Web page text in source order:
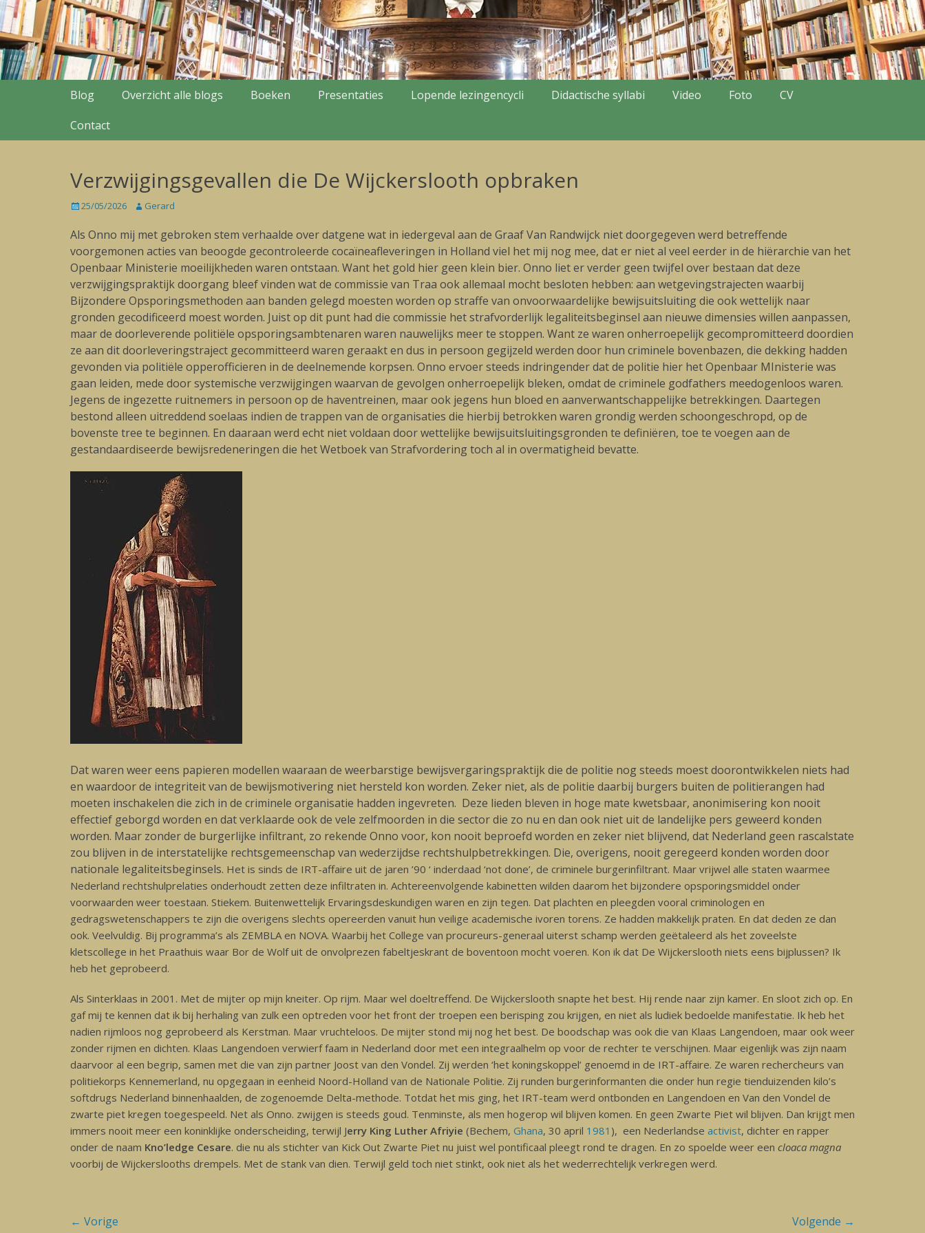
Secondary Menu
Skip
content
Blog Overzicht alle blogs Boeken Presentaties Lopende lezingencycli Didactische syllabi Video Foto
CV
Contact
Verzwijgingsgevallen die De Wijckerslooth opbraken
Posted
25/05/2026 Author
Gerard
Als Onno mij met gebroken stem verhaalde over datgene wat in iedergeval aan de Graaf Van Randwijck niet doorgegeven werd betreffende
voorgemonen acties van beoogde gecontroleerde cocaïneafleveringen in Holland viel het mij nog mee, dat er niet al veel eerder in de hiërarchie van het
Openbaar Ministerie moeilijkheden waren ontstaan. Want het gold hier geen klein bier. Onno liet er verder geen twijfel over bestaan dat deze
verzwijgingspraktijk doorgang bleef vinden wat de commissie van Traa ook allemaal mocht besloten hebben: aan wetgevingstrajecten waarbij
Bijzondere Opsporingsmethoden aan banden gelegd moesten worden op straffe van onvoorwaardelijke bewijsuitsluiting die ook wettelijk naar
gronden gecodificeerd moest worden. Juist op dit punt had die commissie het strafvorderlijk legaliteitsbeginsel aan nieuwe dimensies willen aanpassen,
maar de doorleverende politiële opsporingsambtenaren waren nauwelijks meer te stoppen. Want ze waren onherroepelijk gecompromitteerd doordien
ze aan dit doorleveringstraject gecommitteerd waren geraakt en dus in persoon gegijzeld werden door hun criminele bovenbazen, die dekking hadden
gevonden via politiële opperofficieren in de deelnemende korpsen. Onno ervoer steeds indringender dat de politie hier het Openbaar MInisterie was
gaan leiden, mede door systemische verzwijgingen waarvan de gevolgen onherroepelijk bleken, omdat de criminele godfathers meedogenloos waren.
Jegens de ingezette ruitnemers in persoon op de haventreinen, maar ook jegens hun bloed en aanverwantschappelijke betrekkingen. Daartegen
bestond alleen uitreddend soelaas indien de trappen van de organisaties die hierbij betrokken waren grondig werden schoongeschropd, op de
bovenste tree te beginnen. En daaraan werd echt niet voldaan door wettelijke bewijsuitsluitingsgronden te definiëren, toe te voegen aan de
gestandaardiseerde bewijsredeneringen die het Wetboek van Strafvordering toch al in overmatigheid bevatte.
Dat waren weer eens papieren modellen waaraan de weerbarstige bewijsvergaringspraktijk die de politie nog steeds moest doorontwikkelen niets had
en waardoor de integriteit van de bewijsmotivering niet hersteld kon worden. Zeker niet, als de politie daarbij burgers buiten de politierangen had
moeten inschakelen die zich in de criminele organisatie hadden ingevreten. Deze lieden bleven in hoge mate kwetsbaar, anonimisering kon nooit
effectief geborgd worden en dat verklaarde ook de vele zelfmoorden in die sector die zo nu en dan ook niet uit de landelijke pers geweerd konden
worden. Maar zonder de burgerlijke infiltrant, zo rekende Onno voor, kon nooit beproefd worden en zeker niet blijvend, dat Nederland geen rascalstate
zou blijven in de interstatelijke rechtsgemeenschap van wederzijdse rechtshulpbetrekkingen. Die, overigens, nooit geregeerd konden worden door
nationale legaliteitsbeginsels. Het is sinds de IRT-affaire uit de jaren ’90 ‘ inderdaad ‘not done’, de criminele burgerinfiltrant. Maar vrijwel alle staten waarmee
Nederland rechtshulprelaties onderhoudt zetten deze infiltraten in. Achtereenvolgende kabinetten wilden daarom het bijzondere opsporingsmiddel onder
voorwaarden weer toestaan. Stiekem. Buitenwettelijk Ervaringsdeskundigen waren en zijn tegen. Dat plachten en pleegden vooral criminologen en
gedragswetenschappers te zijn die overigens slechts opereerden vanuit hun veilige academische ivoren torens. Ze hadden makkelijk praten. En dat deden ze dan
ook. Veelvuldig. Bij programma’s als ZEMBLA en NOVA. Waarbij het College van procureurs-generaal uiterst schamp werden geëtaleerd als het zoveelste
kletscollege in het Praathuis waar Bor de Wolf uit de onvolprezen fabeltjeskrant de boventoon mocht voeren. Kon ik dat De Wijckerslooth niets eens bijplussen? Ik
heb het geprobeerd.
Als Sinterklaas in 2001. Met de mijter op mijn kneiter. Op rijm. Maar wel doeltreffend. De Wijckerslooth snapte het best. Hij rende naar zijn kamer. En sloot zich op. En
gaf mij te kennen dat ik bij herhaling van zulk een optreden voor het front der troepen een berisping zou krijgen, en niet als ludiek bedoelde manifestatie. Ik heb het
nadien rijmloos nog geprobeerd als Kerstman. Maar vruchteloos. De mijter stond mij nog het best. De boodschap was ook die van Klaas Langendoen, maar ook weer
zonder rijmen en dichten. Klaas Langendoen verwierf faam in Nederland door met een integraalhelm op voor de rechter te verschijnen. Maar eigenlijk was zijn naam
daarvoor al een begrip, samen met die van zijn partner Joost van den Vondel. Zij werden ‘het koningskoppel’ genoemd in de IRT-affaire. Ze waren rechercheurs van
politiekorps Kennemerland, nu opgegaan in eenheid Noord-Holland van de Nationale Politie. Zij runden burgerinformanten die onder hun regie tienduizenden kilo’s
softdrugs Nederland binnenhaalden, de zogenoemde Delta-methode. Totdat het mis ging, het IRT-team werd ontbonden en Langendoen en Van den Vondel de
zwarte piet kregen toegespeeld. Net als Onno. zwijgen is steeds goud. Tenminste, als men hogerop wil blijven komen. En geen Zwarte Piet wil blijven. Dan krijgt men
immers nooit meer een koninklijke onderscheiding, terwijl Jerry King Luther Afriyie (Bechem, Ghana, 30 april 1981 ), een Nederlandse activist, dichter en rapper
onder de naam Kno’ledge Cesare. die nu als stichter van Kick Out Zwarte Piet nu juist wel pontificaal pleegt rond te dragen. En zo spoelde weer een cloaca magna
voorbij de Wijckerslooths drempels. Met de stank van dien. Terwijl geld toch niet stinkt, ook niet als het wederrechtelijk verkregen werd.
Bericht
← Vorige
Volgende →